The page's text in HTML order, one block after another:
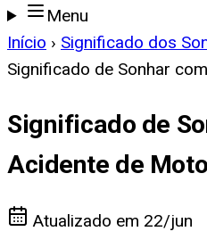
Menu
Início › Significado dos
Significado de Sonhar
Significado de
Acidente de Moto
Atualizado em 22/jun